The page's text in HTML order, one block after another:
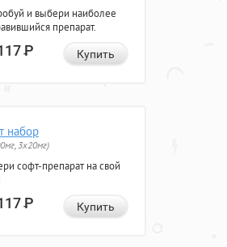
и выбери наиболее
препарат.
Р Купить
набор
3x20мг)
софт-препарат на свой
Р Купить